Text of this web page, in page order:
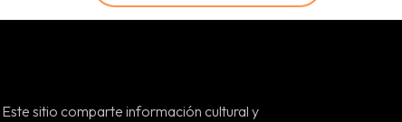
Este sitio comparte información cultural y